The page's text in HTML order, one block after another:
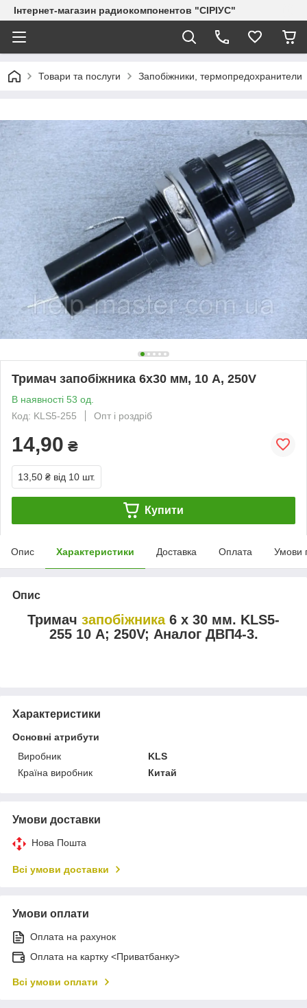
Інтернет-магазин радиокомпонентов "СІРІУС"
Товари та послуги Запобіжники, термопредохранители
Тримач запобіжника 6х30 мм, 10 А, 250V
В наявності 53 од.
Код: KLS5-255
Опт і роздріб
14,90 ₴
13,50 ₴ від 10 шт.
Купити
Опис Характеристики Доставка Оплата Умови
Опис
Тримач запобіжника6 х 30 мм. KLS5-
255 10 А; 250V; Аналог ДВП4-3.
Характеристики
Основні атрибути
Виробник
KLS
Країна виробник
Китай
Умови доставки
Нова Пошта
Всі умови доставки
Умови оплати
Оплата на рахунок
Оплата на картку <Приватбанку>
Всі умови оплати